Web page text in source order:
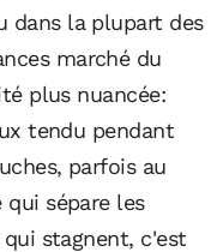
dans la plupart des
marché du
plus nuancée:
tendu pendant
parfois au
qui sépare les
stagnent, c'est